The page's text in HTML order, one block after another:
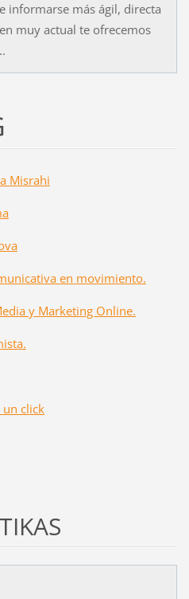
informarse más ágil, directa
muy actual te ofrecemos
Misrahi
en movimiento.
y Marketing Online.
un click